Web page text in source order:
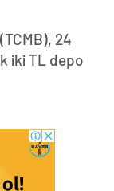
24
iki TL depo